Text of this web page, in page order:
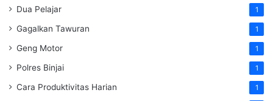
Dua Pelajar 1
Gagalkan Tawuran 1
Geng Motor 1
Polres Binjai 1
Cara Produktivitas Harian 1